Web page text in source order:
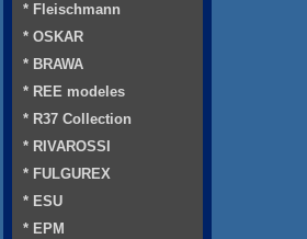
* Fleischmann
* OSKAR
* BRAWA
* REE modeles
* R37 Collection
* RIVAROSSI
* FULGUREX
* ESU
* EPM